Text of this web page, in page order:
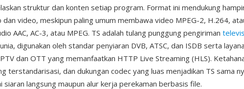
struktur dan konten setiap program. Format ini mendukung
dan video, meskipun paling umum membawa video MPEG-2, H.264,
AAC, AC-3, atau MPEG. TS adalah tulang punggung pengiriman
digunakan oleh standar penyiaran DVB, ATSC, dan ISDB serta
dan OTT yang memanfaatkan HTTP Live Streaming (HLS).
terstandarisasi, dan dukungan codec yang luas menjadikan TS sama
siaran langsung maupun alur kerja perekaman berbasis file.